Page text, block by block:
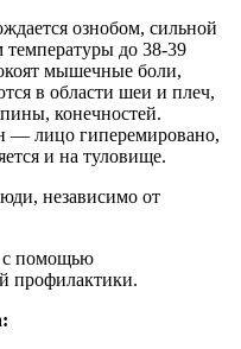
ознобом, сильной
до 38-39
мышечные боли,
в области шеи и плеч,
конечностей.
— лицо гиперемировано,
и на туловище.
независимо от
с помощью
профилактики.